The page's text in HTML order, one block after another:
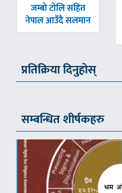
पछिल्लाे
-
जम्बो टोलि सहित
नेपाल आउँदै सलमान
प्रतिक्रिया दिनुहोस्
सम्बन्धित शीर्षकहरु